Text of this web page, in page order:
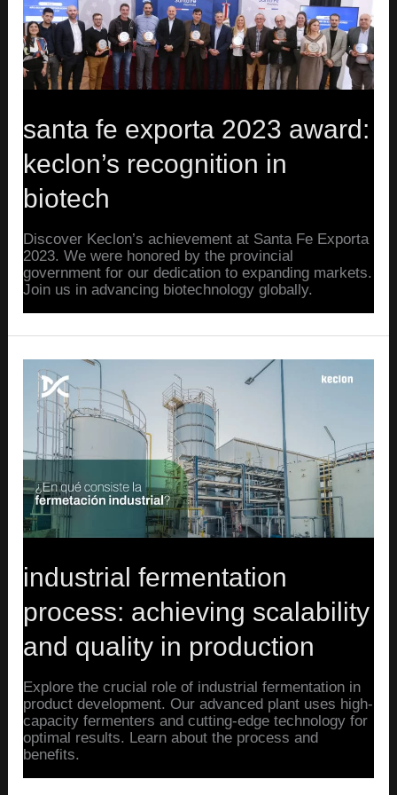
santa fe exporta 2023 award:
keclon’s recognition in
biotech
Discover Keclon’s achievement at Santa Fe Exporta
2023. We were honored by the provincial
government for our dedication to expanding markets.
Join us in advancing biotechnology globally.
Recognition
in
Biotech
industrial fermentation
process: achieving scalability
and quality in production
Explore the crucial role of industrial fermentation in
product development. Our advanced plant uses high-
capacity fermenters and cutting-edge technology for
optimal results. Learn about the process and
benefits.
Industrial
Fermentation
Process:
Achieving
Scalability
and
Quality
in
Production